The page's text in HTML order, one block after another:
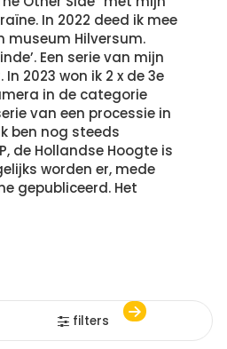
In 2022 deed ik mee
museum Hilversum.
Een serie van mijn
2023 won ik 2 x de 3e
in de categorie
van een processie in
ben nog steeds
de Hollandse Hoogte is
worden er, mede
gepubliceerd. Het
filters